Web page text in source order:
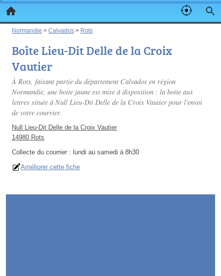
Normandie > Calvados > Rots
Boîte Lieu-Dit Delle de la Croix
Vautier
À Rots, faisant partie du département Calvados en région
Normandie, une boite jaune est mise à disposition : la boite aux
lettres située à Null Lieu-Dit Delle de la Croix Vautier pour l'envoi
de votre courrier.
Null Lieu-Dit Delle de la Croix Vautier
14980 Rots
Collecte du courrier : lundi au samedi à 8h30
Améliorer cette fiche